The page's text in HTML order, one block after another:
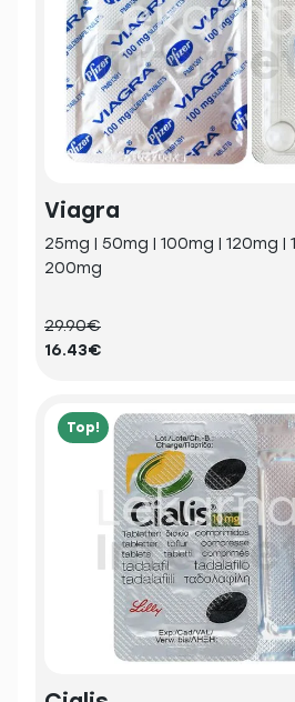
Viagra
25mg | 50mg | 100mg | 120mg |
200mg
29.90€
16.43€
Top!